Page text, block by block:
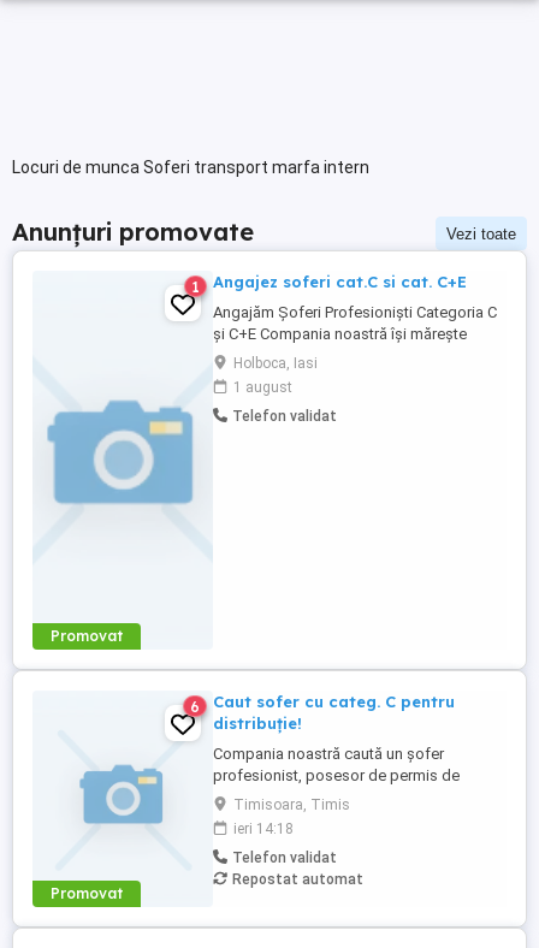
Locuri de munca Soferi transport marfa intern
Anunțuri promovate Vezi toate
Promovat
1 Angajez soferi cat.C si cat. C+E
Angajăm Șoferi Profesioniști Categoria C
și C+E Compania noastră își mărește
echipa și angajează șoferi profesioniști
pentru categoriile C și C+E. Cerințe: *
Permis de conducere categoria C sau C+E;
* Atestat profesional și card tahograf
Holboca, Iasi
1 august
Telefon validat
Promovat
6
Caut sofer cu categ. C pentru
distribuție!
Compania noastră caută un șofer
profesionist, posesor de permis de
conducere categoria C, pentru activități de
distribuție marfă frigo paletizată.
Responsabilități: - Transportul eficient și
sigur al mărfurilor către destinații. -
Respectarea programului de livrare și a
Timisoara, Timis
ieri 14:18
Telefon validat
Repostat automat